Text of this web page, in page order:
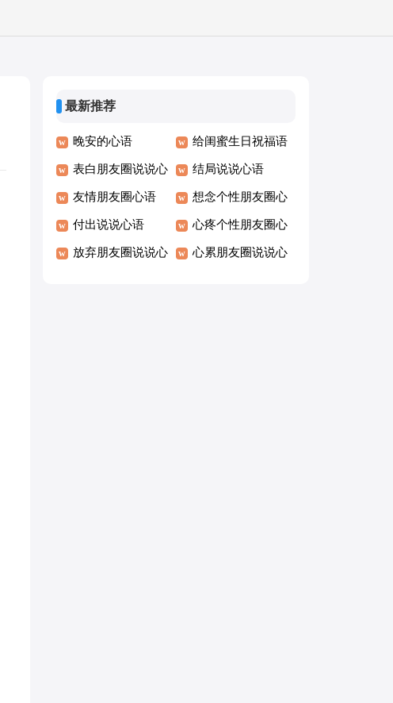
最新推荐
晚安的心语 给闺蜜生日祝福语
暖心
表白朋友圈说说心
语
结局说说心语
友情朋友圈心语 想念个性朋友圈心
语
付出说说心语 心疼个性朋友圈心
语
放弃朋友圈说说心 心累朋友圈说说心